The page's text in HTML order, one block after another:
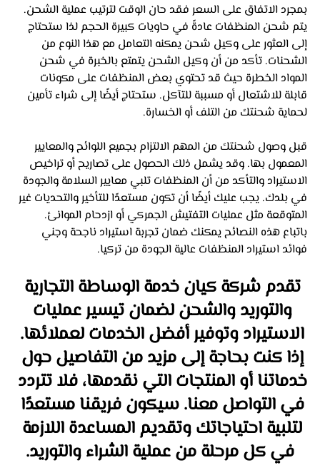
بمجرد الاتفاق على السعر فقد حان الوقت لترتيب عملية الشحن.
يتم شحن المنظفات عادةً في حاويات كبيرة الحجم لذا ستحتاج
إلى العثور على وكيل شحن يمكنه التعامل مع هذا النوع من
الشحنات. تأكد من أن وكيل الشحن يتمتع بالخبرة في شحن
المواد الخطرة حيث قد تحتوي بعض المنظفات على مكونات
قابلة للاشتعال أو مسببة للتآكل. ستحتاج أيضًا إلى شراء تأمين
لحماية شحنتك من التلف أو الخسارة.
قبل وصول شحنتك من المهم الالتزام بجميع اللوائح والمعايير
المعمول بها. وقد يشمل ذلك الحصول على تصاريح أو تراخيص
الاستيراد والتأكد من أن المنظفات تلبي معايير السلامة والجودة
في بلدك. يجب عليك أيضًا أن تكون مستعدًا للتأخير والتحديات غير
المتوقعة مثل عمليات التفتيش الجمركي أو ازدحام الموانئ.
باتباع هذه النصائح يمكنك ضمان تجربة استيراد ناجحة وجني
فوائد استيراد المنظفات عالية الجودة من تركيا.
تقدم شركة كيان خدمة الوساطة التجارية
والتوريد والشحن لضمان تيسير عمليات
الاستيراد وتوفير أفضل الخدمات لعملائها.
إذا كنت بحاجة إلى مزيد من التفاصيل حول
خدماتنا أو المنتجات التي نقدمها، فلا تتردد
في التواصل معنا. سيكون فريقنا مستعدًا
لتلبية احتياجاتك وتقديم المساعدة اللازمة
في كل مرحلة من عملية الشراء والتوريد.